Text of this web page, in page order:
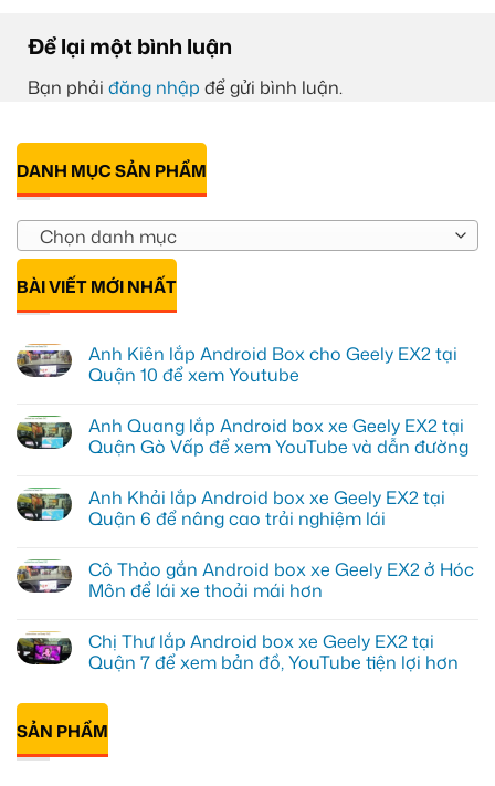
Để lại một bình luận
Bạn phải đăng nhập để gửi bình luận.
DANH MỤC SẢN PHẨM
Chọn danh mục
BÀI VIẾT MỚI NHẤT
Anh Kiên lắp Android Box cho Geely EX2 tại
Quận 10 để xem Youtube
bình
luận
ở
lắp
Android
Box
EX2
tại
Quận
xem
Youtube
Anh Quang lắp Android box xe Geely EX2 tại
Quận Gò Vấp để xem YouTube và dẫn đường
bình
luận
ở
lắp
Android
box
EX2
tại
Quận
Vấp
xem
YouTube
và
Anh Khải lắp Android box xe Geely EX2 tại
Quận 6 để nâng cao trải nghiệm lái
bình
luận
ở
lắp
Android
box
Geely
EX2
tại
Quận
6
Cô Thảo gắn Android box xe Geely EX2 ở Hóc
Môn để lái xe thoải mái hơn
bình
luận
ở
Thảo
gắn
Android
box
xe
Chị Thư lắp Android box xe Geely EX2 tại
Quận 7 để xem bản đồ, YouTube tiện lợi hơn
có
luận
ở
Chị
SẢN PHẨM